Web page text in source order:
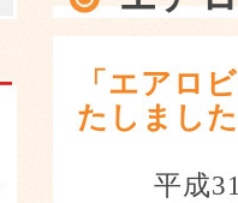
「エアロ
たしまし
平成